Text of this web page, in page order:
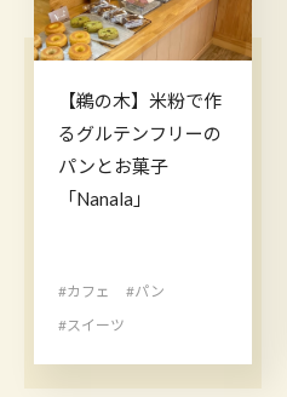
【鵜の木】米粉で作
るグルテンフリーの
パンとお菓子
「Nanala」
#カフェ
#パン
#スイーツ